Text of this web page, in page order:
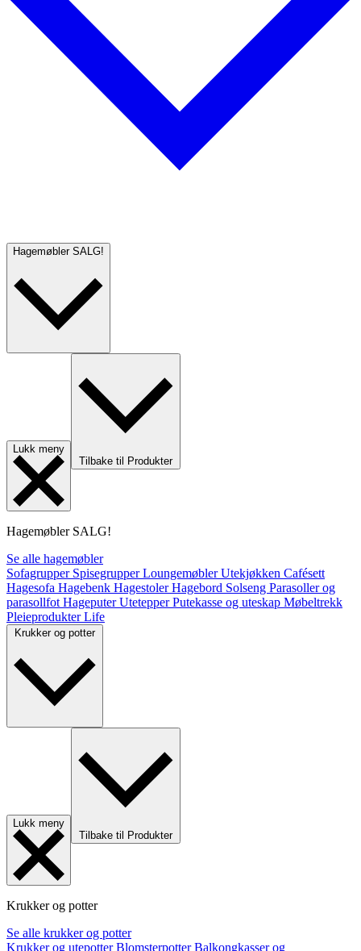
Hagemøbler SALG!
Lukk meny
Tilbake til Produkter
Hagemøbler SALG!
Se alle hagemøbler
Sofagrupper SpisegrupperLoungemøblerUtekjøkken Cafésett
Hagesofa Hagebenk HagestolerHagebord Solseng Parasoller og
parasollfot HageputerUtetepperPutekasse og uteskap Møbeltrekk
PleieprodukterLife
Krukker og potter
Lukk meny
Tilbake til Produkter
Krukker og potter
Se alle krukker og potter
Krukker og utepotterBlomsterpotterBalkongkasser og